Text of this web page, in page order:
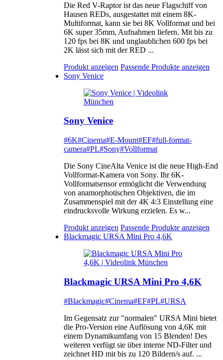
Die Red V-Raptor ist das neue Flagschiff von
Hausen REDs, ausgestattet mit einem 8K-
Multiformat, kann sie bei 8K Vollformat und bei
6K super 35mm, Aufnahmen liefern. Mit bis zu
120 fps bei 8K und unglaublichen 600 fps bei
2K lässt sich mit der RED ...
Produkt anzeigen Passende Produkte anzeigen
Sony Venice
Sony Venice
#6K#Cinema#E-Mount#EF#full-format-
camera#PL#Sony#Vollformat
Die Sony CineAlta Venice ist die neue High-End
Vollformat-Kamera von Sony. Ihr 6K-
Vollformatsensor ermöglicht die Verwendung
von anamorphotischen Objektiven, die im
Zusammenspiel mit der 4K 4:3 Einstellung eine
eindrucksvolle Wirkung erzielen. Es w...
Produkt anzeigen Passende Produkte anzeigen
Blackmagic URSA Mini Pro 4,6K
Blackmagic URSA Mini Pro 4,6K
#Blackmagic#Cinema#EF#PL#URSA
Im Gegensatz zur "normalen" URSA Mini bietet
die Pro-Version eine Auflösung von 4,6K mit
einem Dynamikumfang von 15 Blenden! Des
weiteren verfügt sie über interne ND-Filter und
zeichnet HD mit bis zu 120 Bildern/s auf. ...